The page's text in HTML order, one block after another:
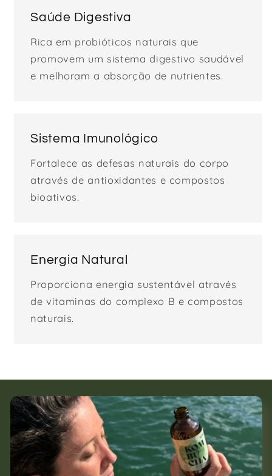
Saúde Digestiva
Rica em probióticos naturais que
promovem um sistema digestivo saudável
e melhoram a absorção de nutrientes.
Sistema Imunológico
Fortalece as defesas naturais do corpo
através de antioxidantes e compostos
bioativos.
Energia Natural
Proporciona energia sustentável através
de vitaminas do complexo B e compostos
naturais.